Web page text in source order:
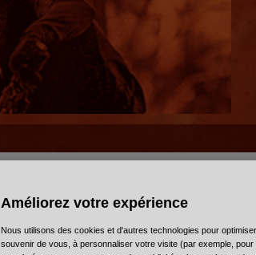
Améliorez votre expérience
Nous utilisons des cookies et d'autres technologies pour
souvenir de vous, à personnaliser votre visite (par exemple,